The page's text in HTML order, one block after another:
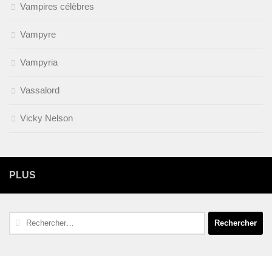
Vampires célèbres
Vampyre
Vampyria
Vassalord
Vicky Nelson
PLUS
Rechercher :